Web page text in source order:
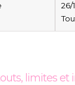
26/
limites